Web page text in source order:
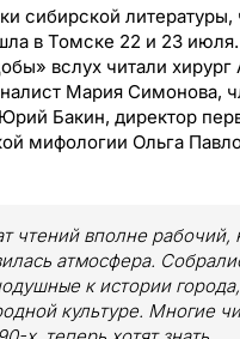
сибирской литературы,
в Томске 22 и 23 июля.
вслух читали хирург
Мария Симонова,
Бакин, директор
мифологии Ольга
чтений вполне рабочий,
атмосфера.
к истории города,
культуре. Многие